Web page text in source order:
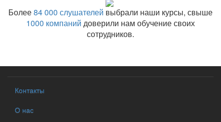
Более84 000 слушателей выбрали наши курсы, свыше
1000 компаний доверили нам обучение своих
сотрудников.
Контакты
О нас